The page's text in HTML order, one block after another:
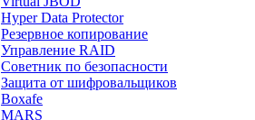
Hyper Data Protector
Резервное копирование
Управление RAID
Советник по безопасности
Защита от шифровальщиков
Boxafe
MARS